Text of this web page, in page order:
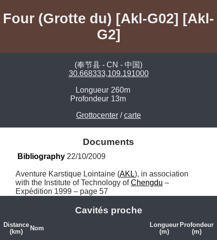
Four (Grotte du) [Akl-G02] [Akl-
G2]
(奉节县 - CN - 中国)
30.668333,109.191000
Longueur 260m
Profondeur 13m
Grottocenter /carte
Documents
Bibliography 22/10/2009
Aventure Karstique Lointaine (AKL), in association
with the Institute of Technology of Chengdu –
Expédition 1999 – page 57
Cavités proche
Distance
(km)
Nom
Longueur
(m)
Profondeur
(m)